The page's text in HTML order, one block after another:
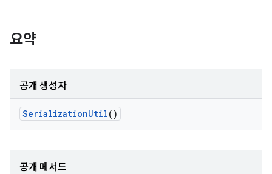
요약
공개 생성자
SerializationUtil()
공개 메서드